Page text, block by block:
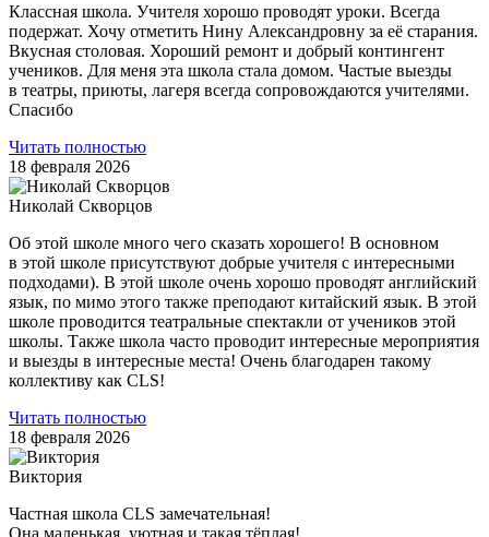
Классная школа. Учителя хорошо проводят уроки. Всегда
подержат. Хочу отметить Нину Александровну за её старания.
Вкусная столовая. Хороший ремонт и добрый контингент
учеников. Для меня эта школа стала домом. Частые выезды
в театры, приюты, лагеря всегда сопровождаются учителями.
Спасибо
Читать полностью
18 февраля 2026
Николай Скворцов
Об этой школе много чего сказать хорошего! В основном
в этой школе присутствуют добрые учителя с интересными
подходами). В этой школе очень хорошо проводят английский
язык, по мимо этого также преподают китайский язык. В этой
школе проводится театральные спектакли от учеников этой
школы. Также школа часто проводит интересные мероприятия
и выезды в интересные места! Очень благодарен такому
коллективу как CLS!
Читать полностью
18 февраля 2026
Виктория
Частная школа CLS замечательная!
Она маленькая, уютная и такая тёплая!